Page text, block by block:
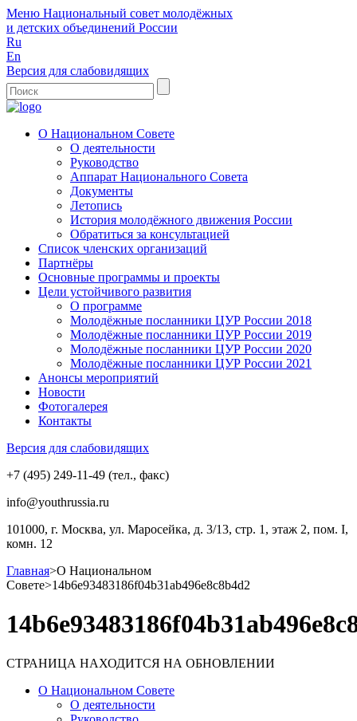
Меню Национальный совет молодёжных
и детских объединений России
Ru
En
Версия для слабовидящих
О Национальном Совете
О деятельности
Руководство
Аппарат Национального Совета
Документы
Летопись
История молодёжного движения России
Обратиться за консультацией
Список членских организаций
Партнёры
Основные программы и проекты
Цели устойчивого развития
О программе
Молодёжные посланники ЦУР России 2018
Молодёжные посланники ЦУР России 2019
Молодёжные посланники ЦУР России 2020
Молодёжные посланники ЦУР России 2021
Анонсы мероприятий
Новости
Фотогалерея
Контакты
Версия для слабовидящих
+7 (495) 249-11-49 (тел., факс)
info@youthrussia.ru
101000, г. Москва, ул. Маросейка, д. 3/13, стр. 1, этаж 2, пом. I,
комн. 12
Главная>О Национальном
Совете>14b6e93483186f04b31ab496e8c8b4d2
СТРАНИЦА НАХОДИТСЯ НА ОБНОВЛЕНИИ
О Национальном Совете
О деятельности